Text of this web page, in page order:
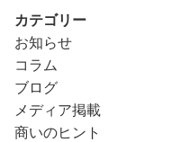
カテゴリー
お知らせ
コラム
ブログ
メディア掲載
商いのヒント